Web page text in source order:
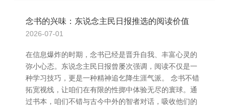
念书的兴味：东说念主民日报推选的阅读价值
2026-07-01
在信息爆炸的时期，念书已经是晋升自我、丰富心灵的
弥小心态。东说念主民日报曾屡次强调，阅读不仅是一
种学习技巧，更是一种精神追乞降生涯气派。 念书不错
拓宽视线，让咱们在有限的性掷中体验无尽的寰球。通
过书本，咱们不错与古今中外的智者对话，吸收他们的